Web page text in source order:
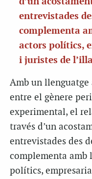
entrevistades
complementa
actors polítics,
i juristes de
Amb un
entre el gènere
experimental, el
través d’un
entrevistades des
complementa amb
polítics,